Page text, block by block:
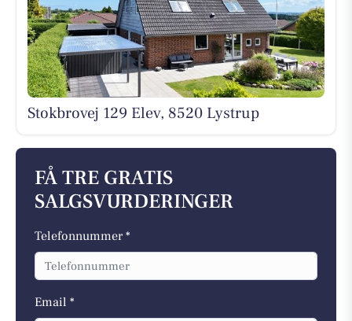
Stokbrovej 129 Elev, 8520 Lystrup
FÅ TRE GRATIS
SALGSVURDERINGER
Telefonnummer *
Email *